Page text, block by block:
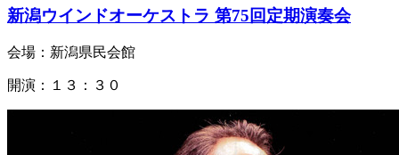
新潟ウインドオーケストラ 第75回定期演奏会
会場：新潟県民会館
開演：１３：３０